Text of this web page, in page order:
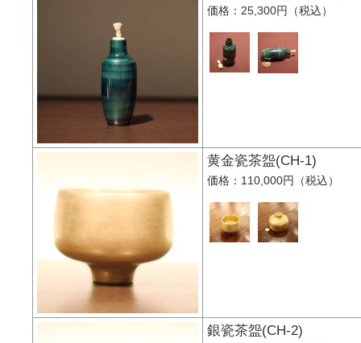
価格：25,300円（税込）
黄金瓷茶盌(CH-1)
価格：110,000円（税込）
銀瓷茶盌(CH-2)